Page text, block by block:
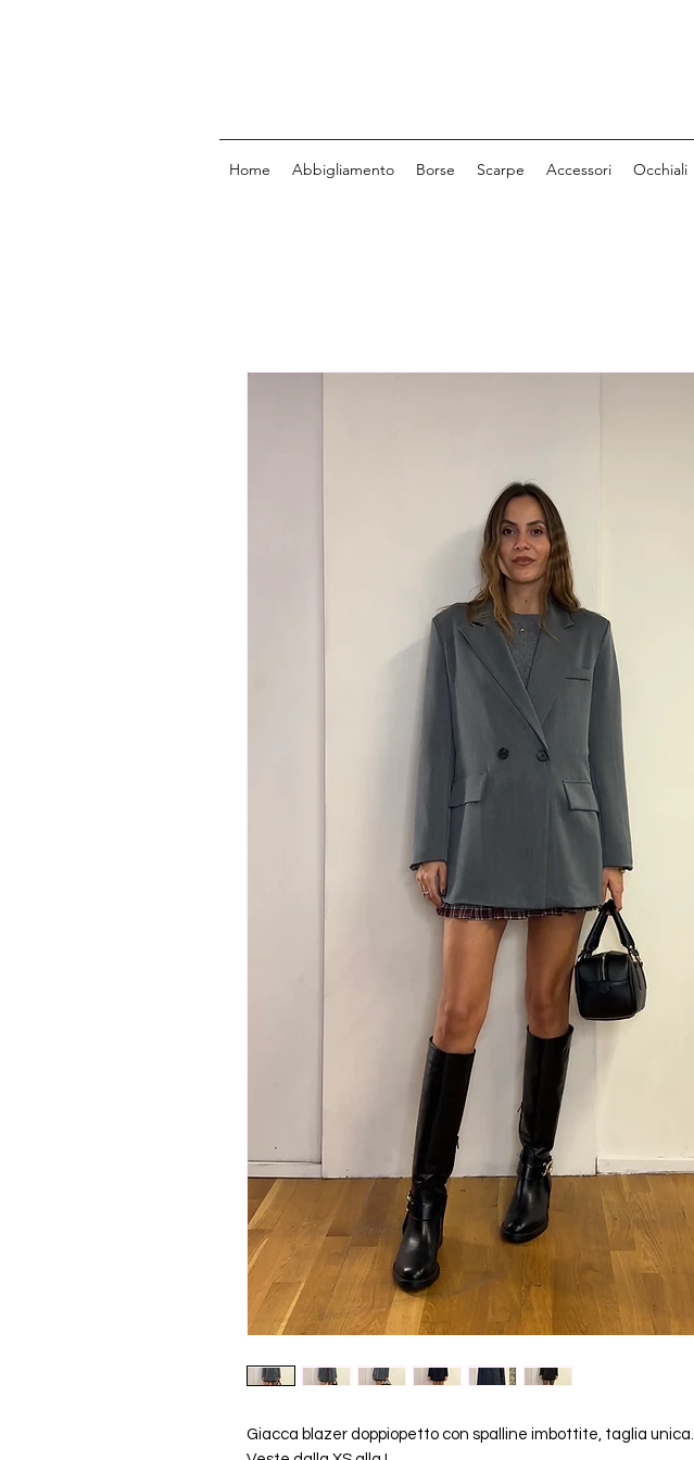
Home Abbigliamento Borse Scarpe Accessori Occhiali
Giacca blazer doppiopetto con spalline imbottite, taglia unica.